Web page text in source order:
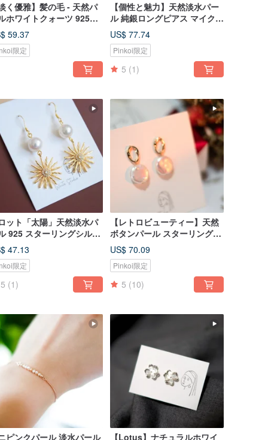
淡く優雅】髪の毛 - 天然パ
ホワイトクォーツ 925純
アス (ピアス/イヤリング)
59.37
限定
【個性と魅力】天然淡水パー
ル 純銀ロングピアス マイクロ
ジルコニア 925スターリング
シルバー
US$ 77.74
Pinkoi限定
5 (1)
ット「太陽」天然淡水パ
925 スターリングシルバ
アス/イヤリング (シルバ
ールド)
47.13
限定
5 (1)
【レトロビューティー】天然
ボタンパール スターリングシ
ルバーのピアス/イヤリング
US$ 70.09
Pinkoi限定
5 (10)
ピンクパール 淡水パール 【Lotus】ナチュラルホワイ